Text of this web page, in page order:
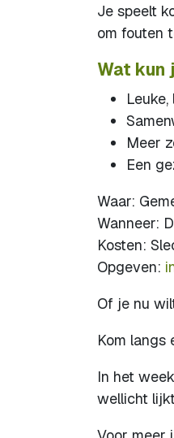
Je speelt
om fouten
Wat kun
Meer
Een
Waar:
Wanneer:
Kosten:
Opgeven:
Of je nu
Kom langs
In het
wellicht